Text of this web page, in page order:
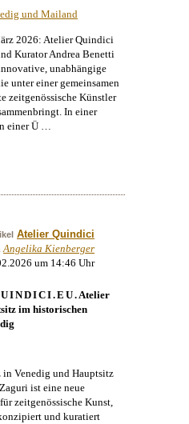
2026: Atelier Quindici
Kurator Andrea Benetti
unabhängige
unter einer gemeinsamen
zeitgenössische Künstler
In einer
einer Ü …
Atelier Quindici
Angelika Kienberger
um 14:46 Uhr
. Atelier
im historischen
Venedig und Hauptsitz
ist eine neue
zeitgenössische Kunst,
und kuratiert